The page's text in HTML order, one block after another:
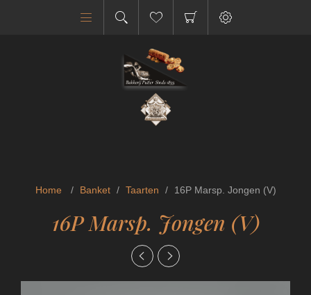
Home / Banket / Taarten / 16P Marsp. Jongen (V)
16P Marsp. Jongen (V)